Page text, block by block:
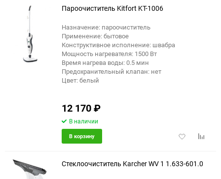
Пароочиститель Kitfort KT-1006
Назначение: пароочиститель
Применение: бытовое
Конструктивное исполнение: швабра
Мощность нагревателя: 1500 Вт
Время нагрева воды: 0.5 мин
Предохранительный клапан: нет
Цвет: белый
12 170₽
В наличии
Добавить
В корзину
Стеклоочиститель Karcher WV 1 1.633-601.0